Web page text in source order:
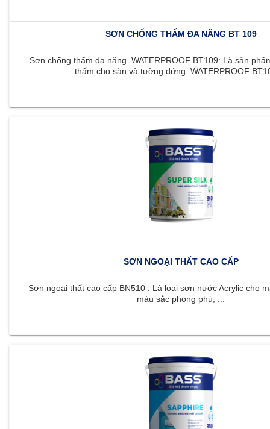
SƠN CHỐNG THẤM ĐA NĂNG BT 109
Sơn chống thấm đa năng WATERPROOF BT109: Là sản
thấm cho sàn và tường đứng. WATERPROOF
SƠN NGOẠI THẤT CAO CẤP
Sơn ngoại thất cao cấp BN510 : Là loại sơn nước Acrylic cho
màu sắc phong phú, ...